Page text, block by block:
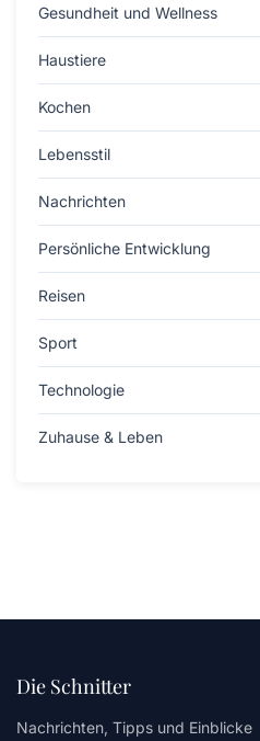
Gesundheit und Wellness
Haustiere
Kochen
Lebensstil
Nachrichten
Persönliche Entwicklung
Reisen
Sport
Technologie
Zuhause & Leben
Die Schnitter
Nachrichten, Tipps und Einblicke